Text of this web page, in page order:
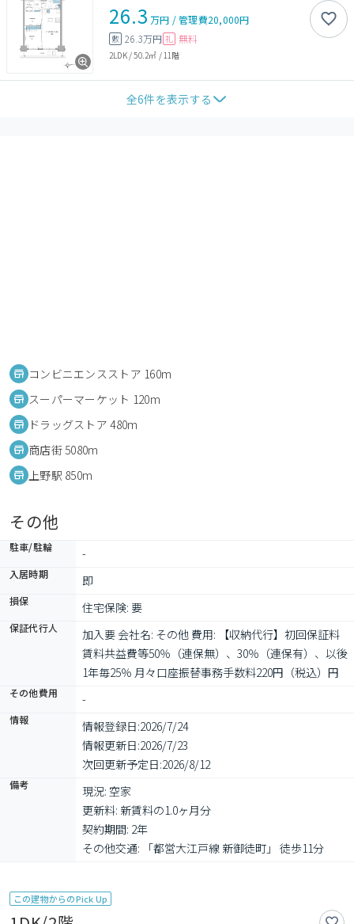
26.3 万円 /管理費20,000円
敷 26.3万円 礼 無料
2LDK/50.2㎡ / 11階
全6件を表示する
コンビニエンスストア 160m
スーパーマーケット 120m
ドラッグストア 480m
商店街 5080m
上野駅 850m
その他
駐車/駐輪 -
入居時期 即
損保 住宅保険: 要
保証代行人
加入要 会社名: その他 費用: 【収納代行】初回保証料
賃料共益費等50％（連保無）、30％（連保有）、以後
1年毎25％ 月々口座振替事務手数料220円（税込）円
その他費用 -
情報 情報登録日:2026/7/24
情報更新日:2026/7/23
次回更新予定日:2026/8/12
備考
現況: 空家
更新料: 新賃料の1.0ヶ月分
契約期間: 2年
その他交通: 「都営大江戸線 新御徒町」 徒歩11分
この建物からのPick Up